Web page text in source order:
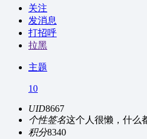
关注
发消息
打招呼
拉黑
主题
10
UID8667
个性签名这个人很懒，什么
积分8340